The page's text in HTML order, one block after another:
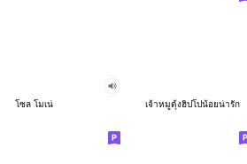
โซล โมเน่ เจ้าหมูดุ้งฮิปโปน้อยน่ารัก